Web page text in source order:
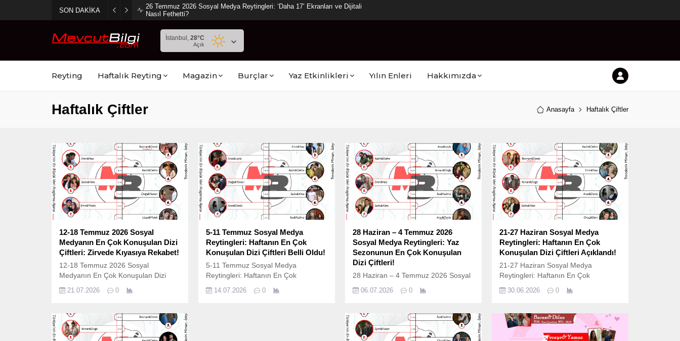
SON DAKİKA
26 Temmuz 2026 Sosyal Medya Reytingleri: ‘Daha 17’ Ekranları ve Dijitali
Nasıl Fethetti?
İstanbul, 28°C
Açık
Reyting Haftalık Reyting Magazin Burçlar Yaz Etkinlikleri Yılın Enleri Hakkımızda
Haftalık Çiftler Anasayfa Haftalık Çiftler
12-18 Temmuz 2026 Sosyal
Medyanın En Çok Konuşulan Dizi
Çiftleri: Zirvede Kıyasıya Rekabet!
12-18 Temmuz 2026 Sosyal
Medyanın En Çok Konuşulan Dizi
Televizyon dünyasında reyting
değil, sosyal medyada da saniye
saniye devam ediyor. Eskiden dizilerin
başarısı yalnızca ertesi sabah
21.07.2026 0
5-11 Temmuz Sosyal Medya
Reytingleri: Haftanın En Çok
Konuşulan Dizi Çiftleri Belli Oldu!
5-11 Temmuz Sosyal Medya
Reytingleri: Haftanın En Çok
Geleneksel televizyon reytinglerinin
14.07.2026 0
28 Haziran – 4 Temmuz 2026
Sosyal Medya Reytingleri: Yaz
Sezonunun En Çok Konuşulan
Dizi Çiftleri!
28 Haziran – 4 Temmuz 2026 Sosyal
En Çok Konuşulan Dizi Çiftleri!
o ağır ve dram yüklü havası geride
kalırken, ekranlar “Yaz Yaz Yaz!”
mottosuyla yeniden canlanıyor. Yaz
06.07.2026 0
21-27 Haziran Sosyal Medya
Reytingleri: Haftanın En Çok
Konuşulan Dizi Çiftleri Açıklandı!
21-27 Haziran Sosyal Medya
Reytingleri: Haftanın En Çok
Televizyon ekranlarındaki rekabet,
değil, dijital dünyanın dinamikleriyle
de ölçülüyor. İzleyicinin sesi ve
trendlerin mimarı olarak, MevcutBilgi
30.06.2026 0